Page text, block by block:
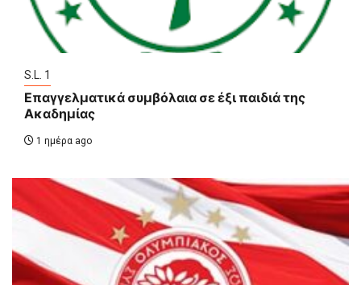
S.L. 1
Επαγγελματικά συμβόλαια σε έξι παιδιά της
Ακαδημίας
1 ημέρα ago